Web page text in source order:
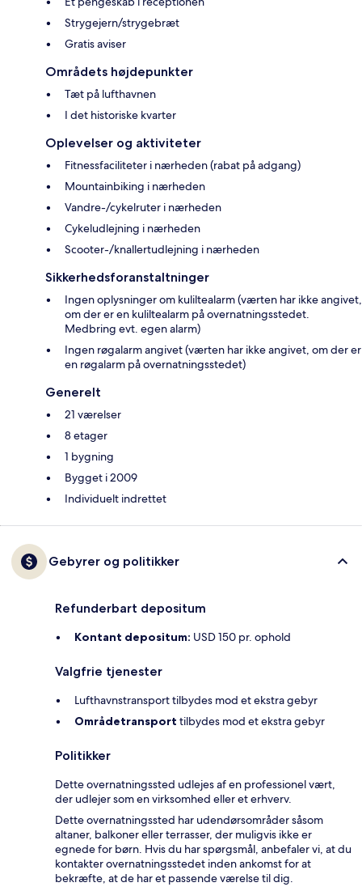
Strygejern/strygebræt
Gratis aviser
Områdets højdepunkter
Tæt på lufthavnen
I det historiske kvarter
Oplevelser og aktiviteter
Fitnessfaciliteter i nærheden (rabat på adgang)
Mountainbiking i nærheden
Vandre-/cykelruter i nærheden
Cykeludlejning i nærheden
Scooter-/knallertudlejning i nærheden
Sikkerhedsforanstaltninger
Ingen oplysninger om kuliltealarm (værten har ikke angivet,
om der er en kuliltealarm på overnatningsstedet.
Medbring evt. egen alarm)
Ingen røgalarm angivet (værten har ikke angivet, om der er
en røgalarm på overnatningsstedet)
Generelt
21 værelser
8 etager
1 bygning
Bygget i 2009
Individuelt indrettet
Gebyrer og politikker
Refunderbart depositum
Kontant depositum: USD 150 pr. ophold
Valgfrie tjenester
Lufthavnstransport tilbydes mod et ekstra gebyr
Områdetransport tilbydes mod et ekstra gebyr
Politikker
Dette overnatningssted udlejes af en professionel vært,
der udlejer som en virksomhed eller et erhverv.
Dette overnatningssted har udendørsområder såsom
altaner, balkoner eller terrasser, der muligvis ikke er
egnede for børn. Hvis du har spørgsmål, anbefaler vi, at du
kontakter overnatningsstedet inden ankomst for at
bekræfte, at de har et passende værelse til dig.